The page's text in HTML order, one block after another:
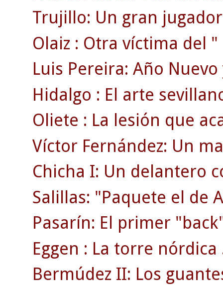
Trujillo: Un gran
Olaiz : Otra víctima del
Luis Pereira: Año
Hidalgo : El arte
Oliete : La lesión que
Víctor Fernández: Un
Chicha I: Un delantero
Salillas: "Paquete el de
Pasarín: El primer
Eggen : La torre nórdica
Bermúdez II: Los